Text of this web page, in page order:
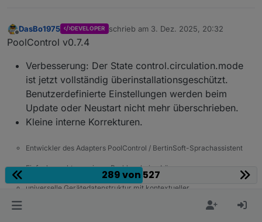
Offline
DasBo1975 DEVELOPER schrieb am 3. Dez. 2025, 20:32
zuletzt editiert von
PoolControl v0.7.4
Verbesserung: Der State control.circulation.mode
ist jetzt vollständig überinstallationsgeschützt.
Benutzerdefinierte Einstellungen werden beim
Update oder Neustart nicht mehr überschrieben.
Kleine interne Korrekturen.
Entwickler des Adapters PoolControl / BertinSoft-Sprachassistent
Einfach macht aus einem Problem keine Lösung
universelle Gerätedatenstruktur mit kontextueller
289 von 527